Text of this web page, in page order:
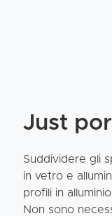
Just
Suddividere gli
in vetro e
profili in
Non sono